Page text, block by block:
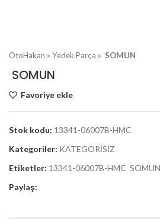
OtoHakan » Yedek Parça » SOMUN
SOMUN
Favoriye ekle
Stok kodu: 13341-06007B-HMC
Kategoriler: KATEGORİSİZ
Etiketler: 13341-06007B-HMC
Paylaş: